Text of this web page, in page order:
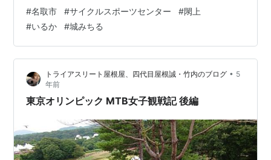
～宮城は。ほとんど雪積もらなくて（冬でも走れ
て）。」なんてこと言われます。 確かに。 先日は「シー
ズンオフ」なんて言いましたが、路面が凍ったりしない
限りは走ってました。初詣に自転車で行ったり、、、と
か、正月から乗ってたことも（笑）。 もちろん山に近
#名取市 #サイクルスポーツセンター #閖上
#いるか #城みちる
トライアスリート屋根屋、四代目屋根誠・竹内のブログ • 5
年前
東京オリンピック MTB女子観戦記 後編